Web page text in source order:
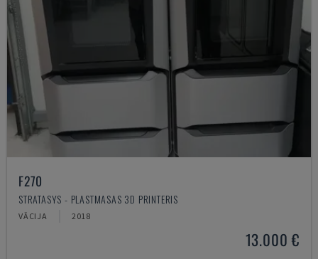
F270
STRATASYS - PLASTMASAS 3D PRINTERIS
VĀCIJA 2018
13.000 €